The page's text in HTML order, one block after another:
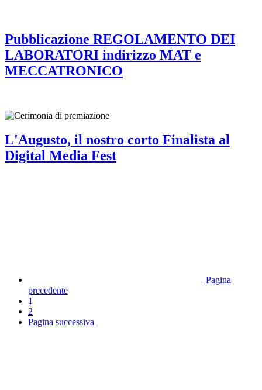
Pubblicazione REGOLAMENTO DEI
LABORATORI indirizzo MAT e
MECCATRONICO
L'Augusto, il nostro corto Finalista al
Digital Media Fest
Pagina
precedente
1
2
Pagina successiva